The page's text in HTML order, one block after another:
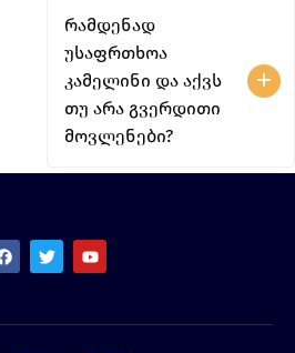
რამდენად
უსაფრთხოა
კამელინი და აქვს
თუ არა გვერდითი
მოვლენები?